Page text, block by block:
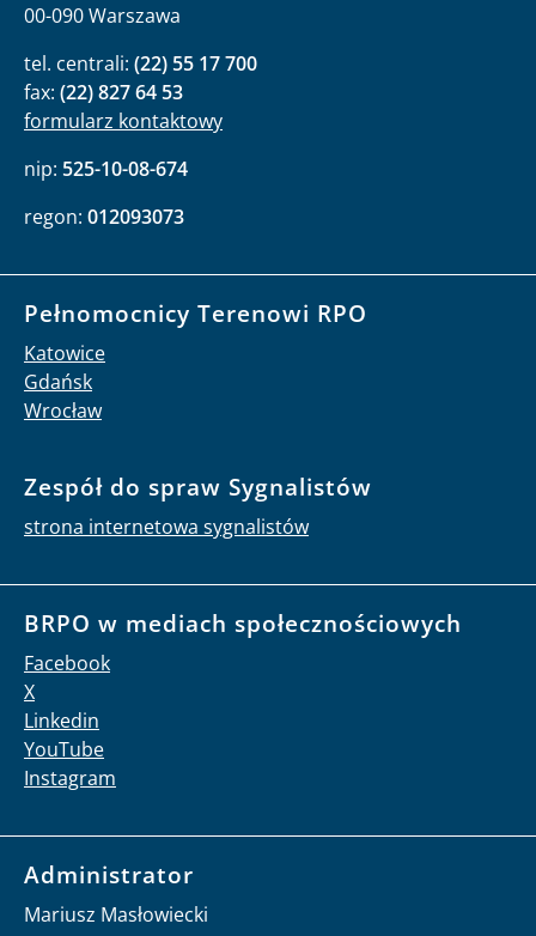
00-090 Warszawa
tel. centrali: (22) 55 17 700
fax: (22) 827 64 53
formularz kontaktowy
nip: 525-10-08-674
regon: 012093073
Pełnomocnicy Terenowi RPO
Katowice
Gdańsk
Wrocław
Zespół do spraw Sygnalistów
strona internetowa sygnalistów
BRPO w mediach społecznościowych
Facebook
X
Linkedin
YouTube
Instagram
Administrator
Mariusz Masłowiecki